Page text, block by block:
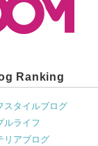
Ranking
スタイルブログ
ルライフ
リアブログ